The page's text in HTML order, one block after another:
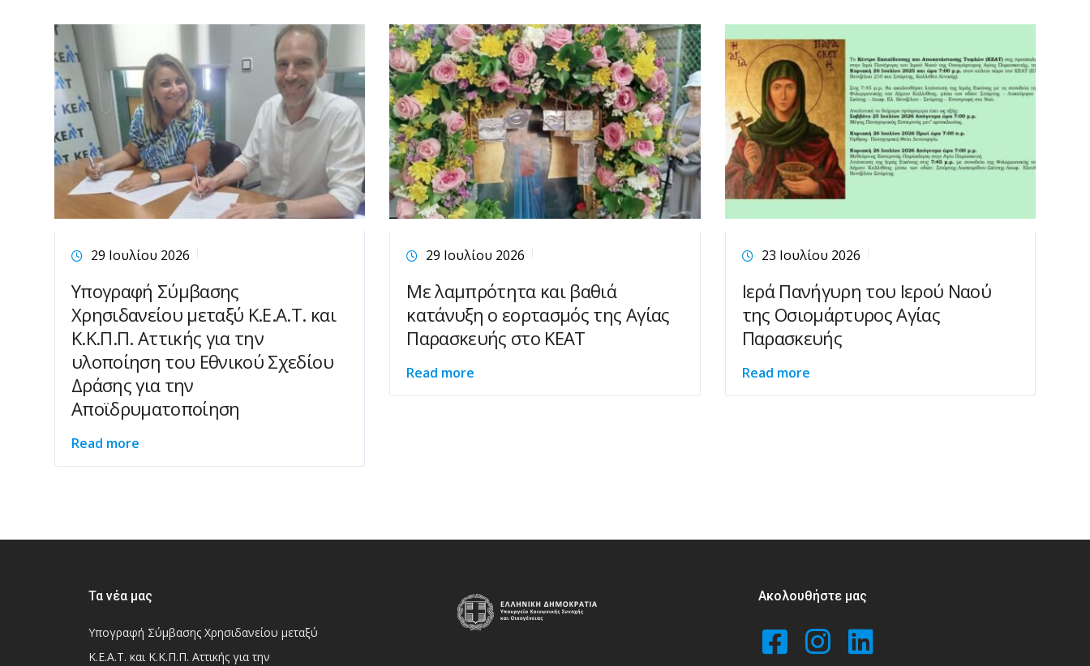
29 Ιουλίου 2026
Υπογραφή Σύμβασης
Χρησιδανείου μεταξύ Κ.Ε.Α.Τ. και
Κ.Κ.Π.Π. Αττικής για την
υλοποίηση του Εθνικού Σχεδίου
Δράσης για την
Αποϊδρυματοποίηση
Read more
29 Ιουλίου 2026
Με λαμπρότητα και βαθιά
κατάνυξη ο εορτασμός της Αγίας
Παρασκευής στο ΚΕΑΤ
Read more
23 Ιουλίου 2026
Ιερά Πανήγυρη του Ιερού Ναού
της Οσιομάρτυρος Αγίας
Παρασκευής
Read more
Τα νέα μας
Υπογραφή Σύμβασης Χρησιδανείου μεταξύ
Κ.Ε.Α.Τ. και Κ.Κ.Π.Π. Αττικής για την
Ακολουθήστε μας